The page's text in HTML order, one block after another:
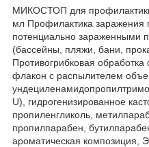
МИКОСТОП для
мл Профилактика заражения
потенциально зараженными
(бассейны, пляжи, бани,
Противогрибковая
флакон с распылителем
U), гидрогенизированное
пропиленгликоль,
пропилпарабен,
ароматическая композиция,